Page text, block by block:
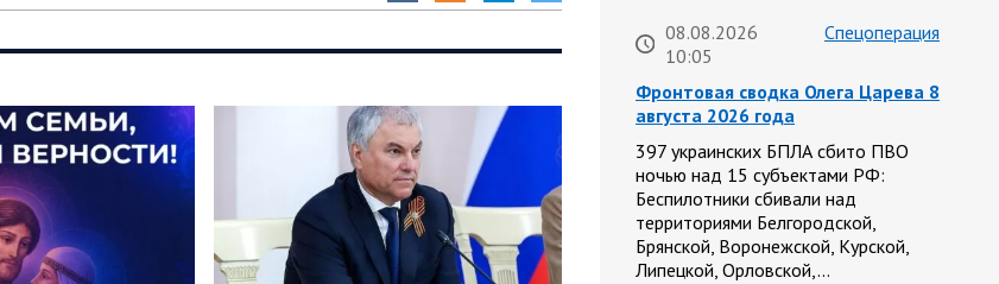
08.08.2026
10:05
Спецоперация
Фронтовая сводка Олега Царева 8
августа 2026 года
397 украинских БПЛА сбито ПВО
ночью над 15 субъектами РФ:
Беспилотники сбивали над
территориями Белгородской,
Брянской, Воронежской, Курской,
Липецкой, Орловской,…